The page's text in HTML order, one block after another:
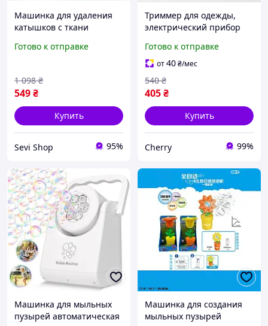
Машинка для удаления
катышков с ткани
Аккумуляторная машинка
одежде
Готово к отправке
549₴
1 098 ₴
Купить
Sevi Shop 95%
Триммер для одежды,
электрический прибор
одежде машинка для
уборки катышек с одежды
Готово к отправке
от40₴/мес
405₴
540 ₴
Купить
Cherry 99%
Машинка для мыльных
пузырей автоматическая
Машинка для создания
мыльных пузырей